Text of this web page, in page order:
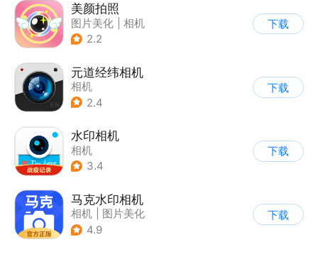
美颜拍照
图片美化
相机
2.2
下载
元道经纬相机
相机
2.4
下载
水印相机
相机
3.4
下载
马克水印相机
相机
图片美化
4.9
下载